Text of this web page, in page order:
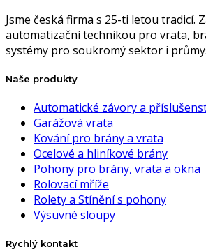
Jsme česká firma s 25-ti letou tradicí.
automatizační technikou pro vrata,
systémy pro soukromý sektor i
Naše produkty
Automatické závory a
Garážová vrata
Kování pro brány a vrata
Ocelové a hliníkové brány
Pohony pro brány, vrata a okna
Rolovací mříže
Rolety a Stínění s pohony
Výsuvné sloupy
Rychlý kontakt